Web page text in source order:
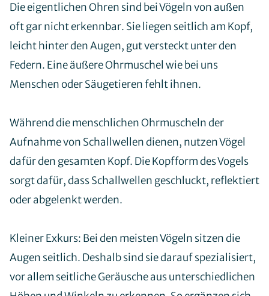
Patenschaft
Habitatpflegetag
Auerhuhn-Fan werden
Spenden
bewusstWild
VwV Naturnahe Waldwirtschaft
Schulungen
Gebietskonzeptionen
Aktuelle Projekte
Abgeschlossene Projekte
Die eigentlichen Ohren sind bei Vögeln von außen
oft gar nicht erkennbar. Sie liegen seitlich am Kopf,
leicht hinter den Augen, gut versteckt unter den
Federn. Eine äußere Ohrmuschel wie bei uns
Menschen oder Säugetieren fehlt ihnen.
Während die menschlichen Ohrmuscheln der
Aufnahme von Schallwellen dienen, nutzen Vögel
dafür den gesamten Kopf. Die Kopfform des Vogels
sorgt dafür, dass Schallwellen geschluckt, reflektiert
oder abgelenkt werden.
Kleiner Exkurs: Bei den meisten Vögeln sitzen die
Augen seitlich. Deshalb sind sie darauf spezialisiert,
vor allem seitliche Geräusche aus unterschiedlichen